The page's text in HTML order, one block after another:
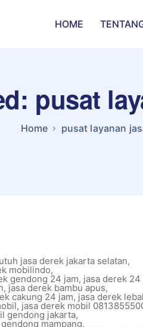
HOME
pusat
Home pusat layanan
jasa derek jakarta selatan,
mobilindo,
gendong 24 jam, jasa derek
, jasa derek bambu apus,
cakung 24 jam, jasa derek
, jasa derek mobil
gendong jakarta,
mampang,